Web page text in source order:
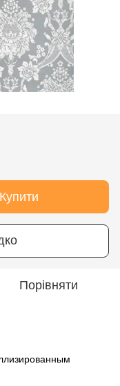
Купити
Порівняти